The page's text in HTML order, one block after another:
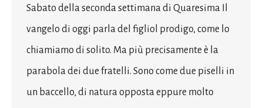
Sabato della seconda settimana di Quaresima Il
vangelo di oggi parla del figliol prodigo, come lo
chiamiamo di solito. Ma più precisamente è la
parabola dei due fratelli. Sono come due piselli in
un baccello, di natura opposta eppure molto